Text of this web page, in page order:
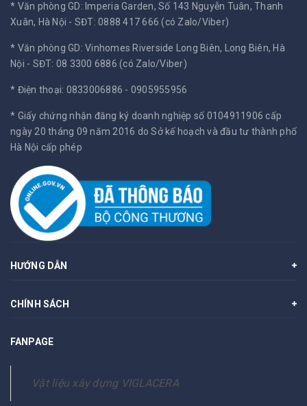
* Văn phòng GD: Imperia Garden, Số 143 Nguyễn Tuân, Thanh
Xuân, Hà Nội - SĐT: 0888 417 666 (có Zalo/Viber)
* Văn phòng GD: Vinhomes Riverside Long Biên, Long Biên, Hà
Nội - SĐT: 08 3300 6886 (có Zalo/Viber)
* Điện thoại: 0833006886 - 0905955956
* Giấy chứng nhận đăng ký doanh nghiệp số 0104911906 cấp
ngày 20 tháng 09 năm 2016 do Sở kế hoạch và đầu tư thành phố
Hà Nội cấp phép
HƯỚNG DẪN
CHÍNH SÁCH
FANPAGE
Vật liệu xây dựng VIGLACERA